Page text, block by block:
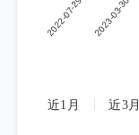
近1月 近3月